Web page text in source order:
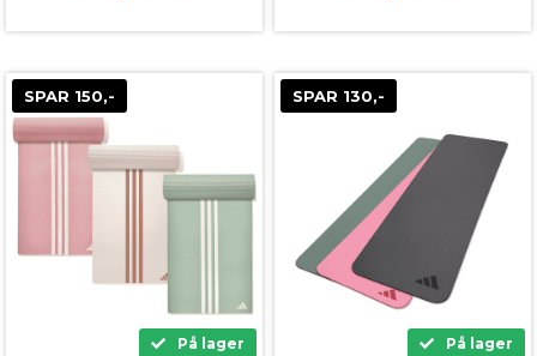
SPAR 150,-
På lager
SPAR 130,-
På lager